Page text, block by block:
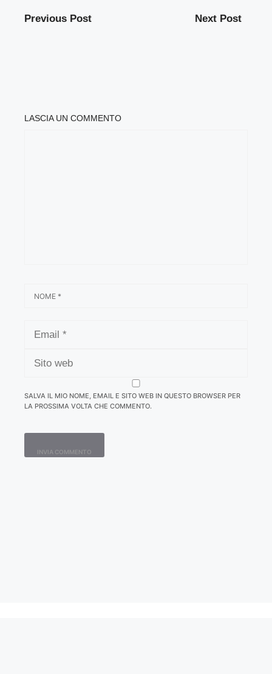
Previous Post Next Post
LASCIA UN COMMENTO
WEB
SALVA IL MIO NOME, EMAIL E SITO WEB IN QUESTO BROWSER PER
LA PROSSIMA VOLTA CHE COMMENTO.